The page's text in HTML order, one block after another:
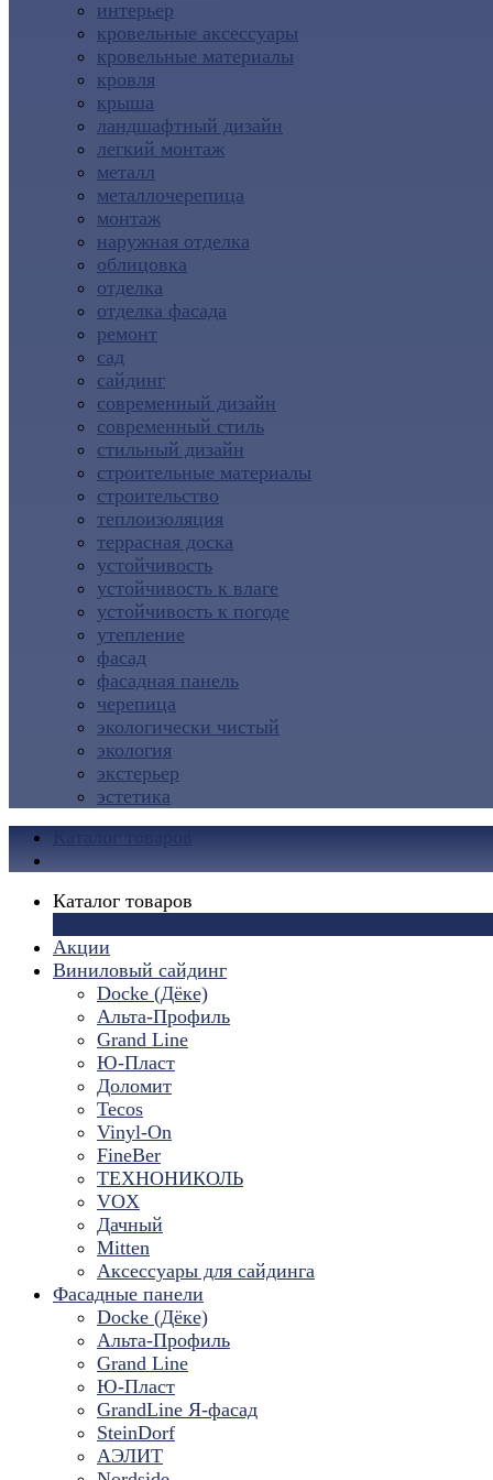
интерьер
кровельные аксессуары
кровельные материалы
кровля
крыша
ландшафтный дизайн
легкий монтаж
металл
металлочерепица
монтаж
наружная отделка
облицовка
отделка
отделка фасада
ремонт
сад
сайдинг
современный дизайн
современный стиль
стильный дизайн
строительные материалы
строительство
теплоизоляция
террасная доска
устойчивость
устойчивость к влаге
устойчивость к погоде
утепление
фасад
фасадная панель
черепица
экологически чистый
экология
экстерьер
эстетика
Каталог товаров
Акции
Виниловый сайдинг
Docke (Дёке)
Альта-Профиль
Grand Line
Ю-Пласт
Доломит
Tecos
Vinyl-On
FineBer
ТЕХНОНИКОЛЬ
VOX
Дачный
Mitten
Аксессуары для сайдинга
Фасадные панели
Docke (Дёке)
Альта-Профиль
Grand Line
Ю-Пласт
GrandLine Я-фасад
SteinDorf
АЭЛИТ